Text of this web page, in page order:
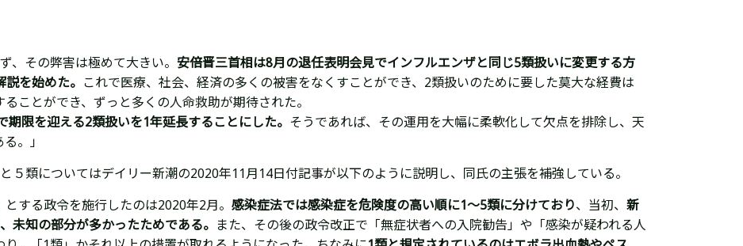
その弊害は極めて大きい。 安倍晋三首相は8月の退任表明会見でインフルエンザと同じ5類扱いに変更する方
を始めた。 これで医療、社会、経済の多くの被害をなくすことができ、2類扱いのために要した莫大な経費は
ことができ、ずっと多くの人命救助が期待された。
限を迎える2類扱いを1年延長することにした。 そうであれば、その運用を大幅に柔軟化して欠点を排除し、天
る。」
５類についてはデイリー新潮の2020年11月14日付記事が以下のように説明し、同氏の主張を補強している。
する政令を施行したのは2020年2月。 感染症法では感染症を危険度の高い順に1〜5類に分けており、当初、 新
未知の部分が多かったためである。
また、その後の政令改正で「無症状者への入院勧告」や「感染が疑われる人